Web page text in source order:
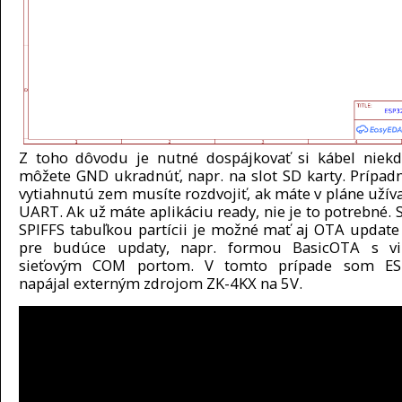
Z toho dôvodu je nutné dospájkovať si kábel
môžete GND ukradnúť, napr. na slot SD karty.
vytiahnutú zem musíte rozdvojiť, ak máte v pláne
UART. Ak už máte aplikáciu ready, nie je to potrebné.
SPIFFS tabuľkou partícii je možné mať aj OTA
pre budúce updaty, napr. formou BasicOTA s
sieťovým COM portom. V tomto prípade som
napájal externým zdrojom ZK-4KX na 5V.